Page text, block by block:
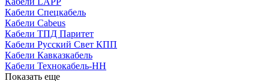
Кабели Спецкабель
Кабели Cabeus
Кабели ТПД Паритет
Кабели Русский Свет КПП
Кабели Кавказкабель
Кабели Технокабель-НН
Показать еще